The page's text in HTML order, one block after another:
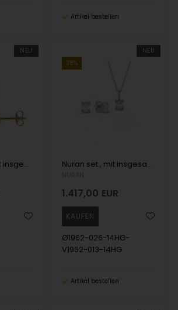
Artikel bestellen
NEU
Siersbøl set , mit insgesamt 2,00 ct Top Wesselston VS2
NEU
38%
Nuran set , mit insgesamt 0,69 ct Wesselton SI
1.417,00 EUR
Ø1962-026-14HG-
V1962-013-14HG
Artikel bestellen